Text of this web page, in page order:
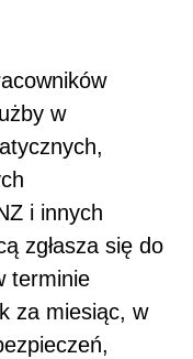
w
i innych
zgłasza się do
terminie
za miesiąc, w